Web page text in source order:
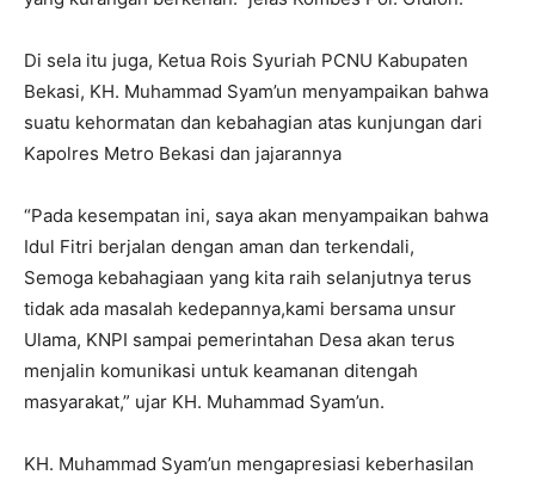
Di sela itu juga, Ketua Rois Syuriah PCNU Kabupaten
Bekasi, KH. Muhammad Syam’un menyampaikan bahwa
suatu kehormatan dan kebahagian atas kunjungan dari
Kapolres Metro Bekasi dan jajarannya
“Pada kesempatan ini, saya akan menyampaikan bahwa
Idul Fitri berjalan dengan aman dan terkendali,
Semoga kebahagiaan yang kita raih selanjutnya terus
tidak ada masalah kedepannya,kami bersama unsur
Ulama, KNPI sampai pemerintahan Desa akan terus
menjalin komunikasi untuk keamanan ditengah
masyarakat,” ujar KH. Muhammad Syam’un.
KH. Muhammad Syam’un mengapresiasi keberhasilan